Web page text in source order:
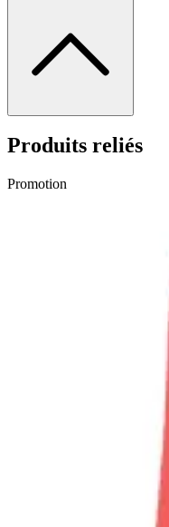
Produits reliés
Promotion